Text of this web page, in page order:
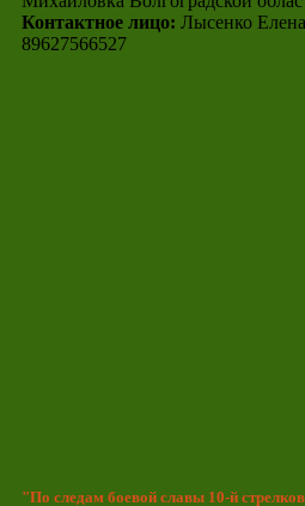
Контактное лицо: Лысенко
89627566527
"По следам боевой славы 10-й